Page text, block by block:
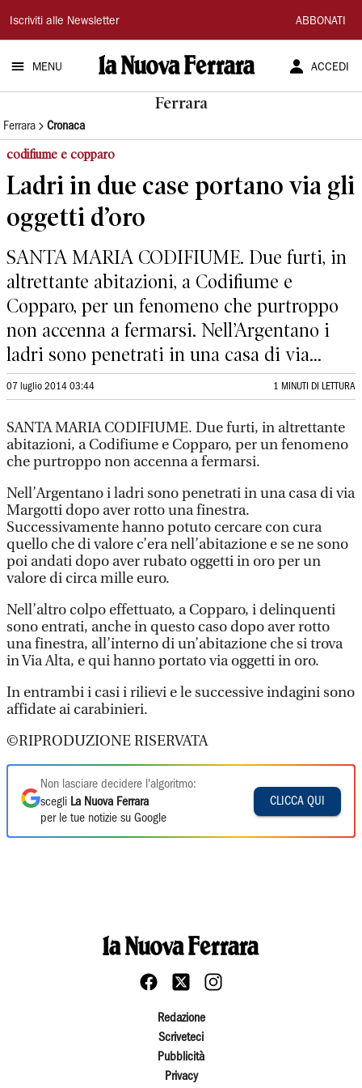
La
Nuova
Ferrara
Iscriviti alle Newsletter ABBONATI
MENU ACCEDI
Ferrara
Ferrara Cronaca
codifiume e copparo
Ladri in due case portano via gli
oggetti d’oro
SANTA MARIA CODIFIUME. Due furti, in
altrettante abitazioni, a Codifiume e
Copparo, per un fenomeno che purtroppo
non accenna a fermarsi. Nell’Argentano i
ladri sono penetrati in una casa di via...
07 luglio 2014 03:44 1 MINUTI DI LETTURA
SANTA MARIA CODIFIUME. Due furti, in altrettante
abitazioni, a Codifiume e Copparo, per un fenomeno
che purtroppo non accenna a fermarsi.
Nell’Argentano i ladri sono penetrati in una casa di via
Margotti dopo aver rotto una finestra.
Successivamente hanno potuto cercare con cura
quello che di valore c’era nell’abitazione e se ne sono
poi andati dopo aver rubato oggetti in oro per un
valore di circa mille euro.
Nell’altro colpo effettuato, a Copparo, i delinquenti
sono entrati, anche in questo caso dopo aver rotto
una finestra, all’interno di un’abitazione che si trova
in Via Alta, e qui hanno portato via oggetti in oro.
In entrambi i casi i rilievi e le successive indagini sono
affidate ai carabinieri.
©RIPRODUZIONE RISERVATA
Non lasciare decidere l'algoritmo:
scegli La Nuova Ferrara
per le tue notizie su Google
CLICCA QUI
Redazione
Scriveteci
Pubblicità
Privacy